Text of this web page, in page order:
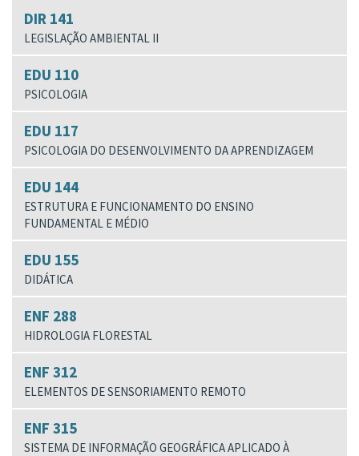
DIR 141
LEGISLAÇÃO AMBIENTAL II
EDU 110
PSICOLOGIA
EDU 117
PSICOLOGIA DO DESENVOLVIMENTO DA APRENDIZAGEM
EDU 144
ESTRUTURA E FUNCIONAMENTO DO ENSINO
FUNDAMENTAL E MÉDIO
EDU 155
DIDÁTICA
ENF 288
HIDROLOGIA FLORESTAL
ENF 312
ELEMENTOS DE SENSORIAMENTO REMOTO
ENF 315
SISTEMA DE INFORMAÇÃO GEOGRÁFICA APLICADO À